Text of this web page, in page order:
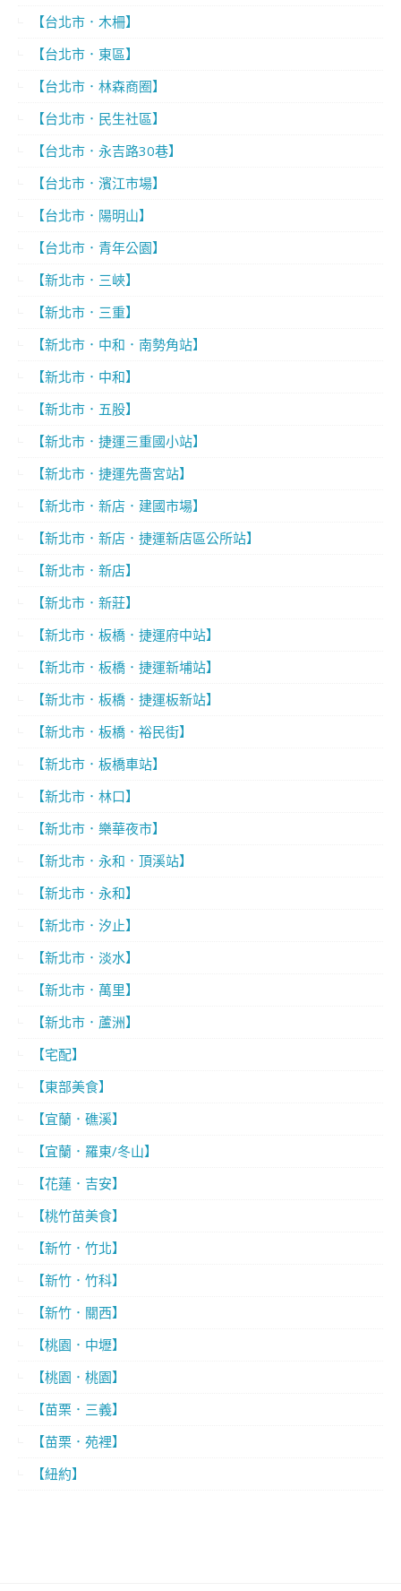
【台北市．木柵】
【台北市．東區】
【台北市．林森商圈】
【台北市．民生社區】
【台北市．永吉路30巷】
【台北市．濱江市場】
【台北市．陽明山】
【台北市．青年公園】
【新北市．三峽】
【新北市．三重】
【新北市．中和．南勢角站】
【新北市．中和】
【新北市．五股】
【新北市．捷運三重國小站】
【新北市．捷運先嗇宮站】
【新北市．新店．建國市場】
【新北市．新店．捷運新店區公所站】
【新北市．新店】
【新北市．新莊】
【新北市．板橋．捷運府中站】
【新北市．板橋．捷運新埔站】
【新北市．板橋．捷運板新站】
【新北市．板橋．裕民街】
【新北市．板橋車站】
【新北市．林口】
【新北市．樂華夜市】
【新北市．永和．頂溪站】
【新北市．永和】
【新北市．汐止】
【新北市．淡水】
【新北市．萬里】
【新北市．蘆洲】
【宅配】
【東部美食】
【宜蘭．礁溪】
【宜蘭．羅東/冬山】
【花蓮．吉安】
【桃竹苗美食】
【新竹．竹北】
【新竹．竹科】
【新竹．關西】
【桃園．中壢】
【桃園．桃園】
【苗栗．三義】
【苗栗．苑裡】
【紐約】